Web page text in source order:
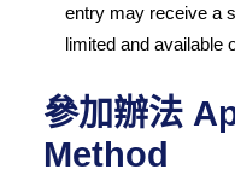
entry may receive a
limited and available
參加辦法
Method